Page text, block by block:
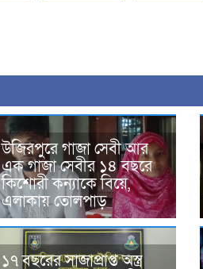
উজিরপুরে গাজা সেবী আর
এক গাজা সেবীর ১৪ বছরে
কিশোরী কন্যাকে বিয়ে,
এলাকায় তোলপাড়
১৭ বছরের সাজাপ্রাপ্ত অস্ত্র